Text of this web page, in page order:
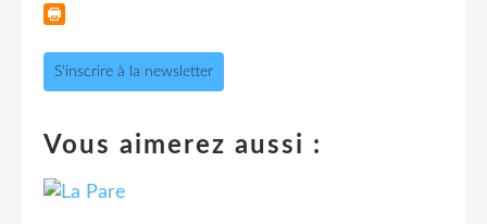
S'inscrire à la newsletter
Vous aimerez aussi :